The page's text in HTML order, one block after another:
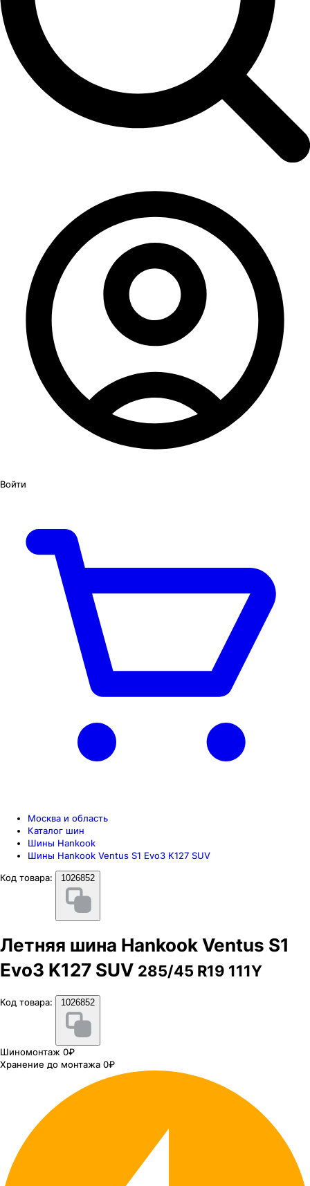
Войти
Москва и область
Каталог шин
Шины Hankook
Шины Hankook Ventus S1 Evo3 K127 SUV
Код товара:
1026852
Летняя шина Hankook Ventus S1
Evo3 K127 SUV 285/45 R19 111Y
Код товара: 1026852
Шиномонтаж 0₽
Хранение до монтажа 0₽